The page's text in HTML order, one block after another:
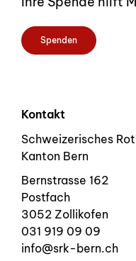
Spenden
Kontakt
Schweizerisches
Kanton Bern
Bernstrasse 162
Postfach
3052 Zollikofen
031 919 09 09
info@srk-bern.ch